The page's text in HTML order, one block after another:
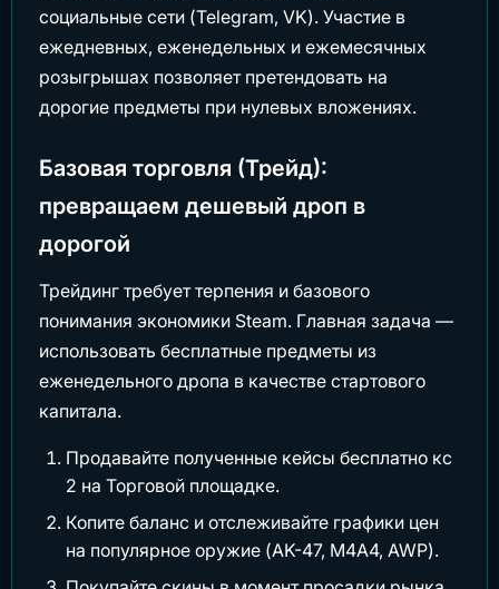
социальные сети (Telegram, VK). Участие в
ежедневных, еженедельных и ежемесячных
розыгрышах позволяет претендовать на
дорогие предметы при нулевых вложениях.
Базовая торговля (Трейд):
превращаем дешевый дроп в
дорогой
Трейдинг требует терпения и базового
понимания экономики Steam. Главная задача —
использовать бесплатные предметы из
еженедельного дропа в качестве стартового
капитала.
Продавайте полученные кейсы бесплатно кс
2 на Торговой площадке.
Копите баланс и отслеживайте графики цен
на популярное оружие (AK-47, M4A4, AWP).